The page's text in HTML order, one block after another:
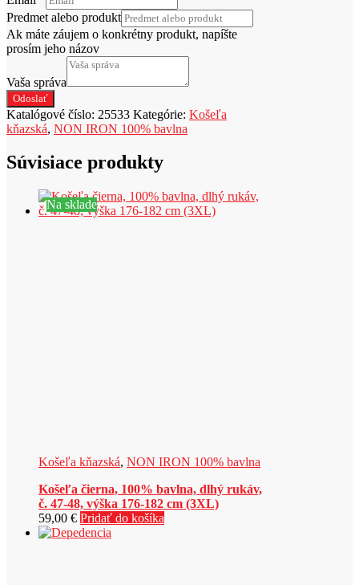
cm
(5XL)
Predmet alebo produkt
Ak máte záujem o konkrétny produkt, napíšte
prosím jeho názov
Vaša správa
Odoslať
Katalógové číslo: 25533 Kategórie: Košeľa
kňazská, NON IRON 100% bavlna
Súvisiace produkty
Na sklade
Košeľa kňazská, NON IRON 100% bavlna
Košeľa čierna, 100% bavlna, dlhý rukáv,
č. 47-48, výška 176-182 cm (3XL)
59,00 € Pridať do košíka